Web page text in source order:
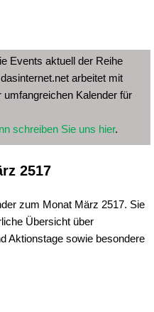
Events aktuell der Reihe
arbeitet mit
Kalender für
schreiben Sie uns hier.
2517
zum Monat März 2517. Sie
Übersicht über
Aktionstage sowie besondere